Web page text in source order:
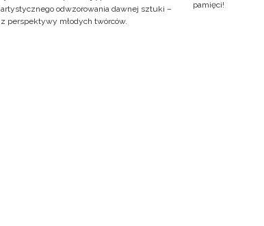
artystycznego odwzorowania dawnej sztuki –
z perspektywy młodych twórców.
pamięci!